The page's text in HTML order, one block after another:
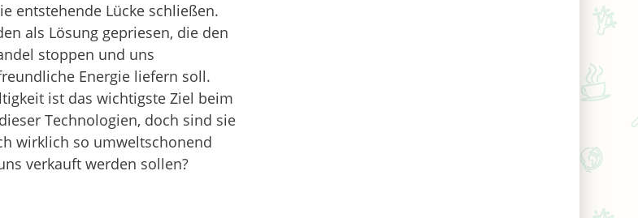
entstehende Lücke schließen.
als Lösung gepriesen, die den
stoppen und uns
Energie liefern soll.
ist das wichtigste Ziel beim
Technologien, doch sind sie
wirklich so umweltschonend
verkauft werden sollen?